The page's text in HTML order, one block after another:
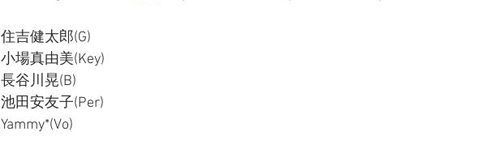
住吉健太郎(G)
小場真由美(Key)
長谷川晃(B)
池田安友子(Per)
Yammy*(Vo)